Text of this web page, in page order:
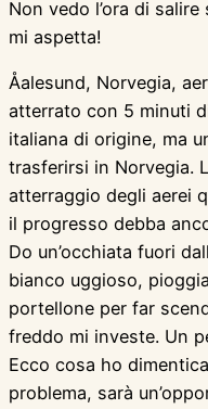
Non vedo l’ora di
mi aspetta!
Åalesund, Norvegia,
atterrato con 5 minuti
italiana di origine, ma
trasferirsi in Norvegia.
atterraggio degli aerei
il progresso debba
Do un’occhiata fuori
bianco uggioso,
portellone per far
freddo mi investe. Un
Ecco cosa ho
problema, sarà